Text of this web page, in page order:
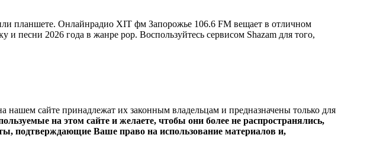
планшете. Онлайнрадио ХIT фм Запорожье 106.6 FM вещает в отличном
песни 2026 года в жанре pop. Воспользуйтесь сервисом Shazam для того,
нашем сайте принадлежат их законным владельцам и предназначены только для
на этом сайте и желаете, чтобы они более не распространялись,
подтверждающие Ваше право на использование материалов и,